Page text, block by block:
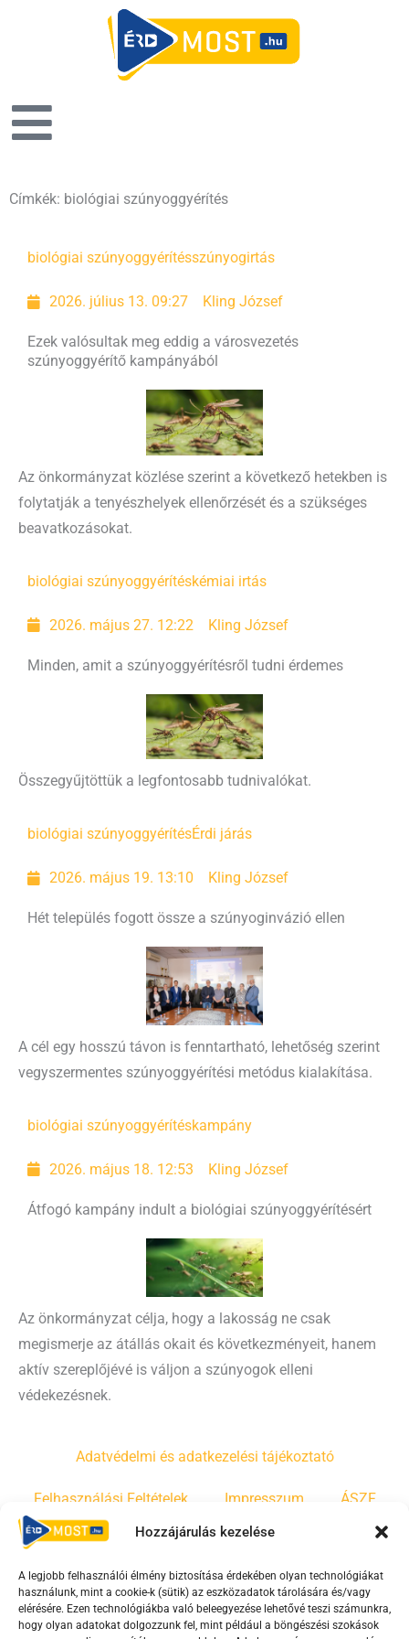
Hozzájárulás kezelése
A legjobb felhasználói élmény biztosítása érdekében olyan technológiákat
használunk, mint a cookie-k (sütik) az eszközadatok tárolására és/vagy
elérésére. Ezen technológiákba való beleegyezése lehetővé teszi számunkra,
hogy olyan adatokat dolgozzunk fel, mint például a böngészési szokások
Címkék: biológiai szúnyoggyérítés
biológiai szúnyoggyérítésszúnyogirtás
2026. július 13. 09:27 Kling József
Ezek valósultak meg eddig a városvezetés
szúnyoggyérítő kampányából
Az önkormányzat közlése szerint a következő hetekben is
folytatják a tenyészhelyek ellenőrzését és a szükséges
beavatkozásokat.
biológiai szúnyoggyérítéskémiai irtás
2026. május 27. 12:22 Kling József
Minden, amit a szúnyoggyérítésről tudni érdemes
Összegyűjtöttük a legfontosabb tudnivalókat.
biológiai szúnyoggyérítésÉrdi járás
2026. május 19. 13:10 Kling József
Hét település fogott össze a szúnyoginvázió ellen
A cél egy hosszú távon is fenntartható, lehetőség szerint
vegyszermentes szúnyoggyérítési metódus kialakítása.
biológiai szúnyoggyérítéskampány
2026. május 18. 12:53 Kling József
Átfogó kampány indult a biológiai szúnyoggyérítésért
Az önkormányzat célja, hogy a lakosság ne csak
megismerje az átállás okait és következményeit, hanem
aktív szereplőjévé is váljon a szúnyogok elleni
védekezésnek.
Adatvédelmi és adatkezelési tájékoztató
Felhasználási Feltételek Impresszum ÁSZF
Irányelvek Moderálási szabályzat
F
a
Y
o
T
i